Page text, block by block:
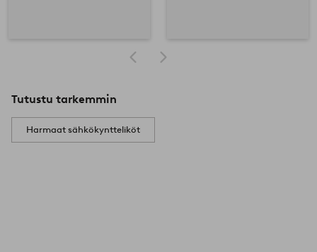
Tutustu tarkemmin
Harmaat sähkökyntteliköt